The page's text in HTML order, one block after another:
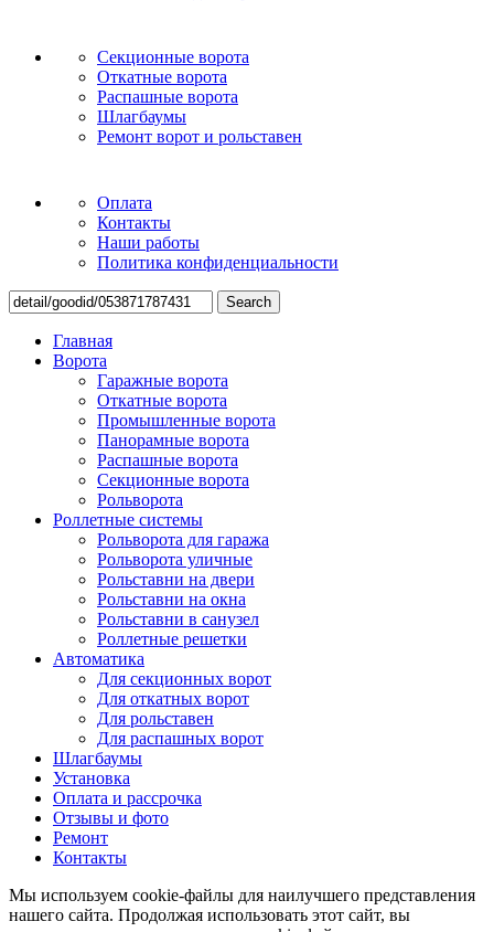
Секционные ворота
Откатные ворота
Распашные ворота
Шлагбаумы
Ремонт ворот и рольставен
Оплата
Контакты
Наши работы
Политика конфиденциальности
Search
Главная
Ворота
Гаражные ворота
Откатные ворота
Промышленные ворота
Панорамные ворота
Распашные ворота
Секционные ворота
Рольворота
Роллетные системы
Рольворота для гаража
Рольворота уличные
Рольставни на двери
Рольставни на окна
Рольставни в санузел
Роллетные решетки
Автоматика
Для секционных ворот
Для откатных ворот
Для рольставен
Для распашных ворот
Шлагбаумы
Установка
Оплата и рассрочка
Отзывы и фото
Ремонт
Контакты
Мы используем cookie-файлы для наилучшего представления
нашего сайта. Продолжая использовать этот сайт, вы